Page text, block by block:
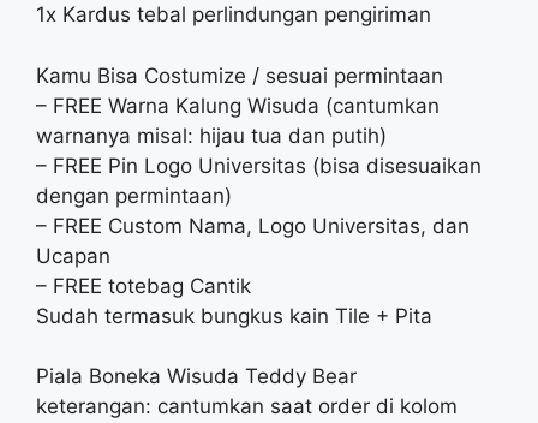
1x Kardus tebal perlindungan pengiriman
Kamu Bisa Costumize / sesuai permintaan
– FREE Warna Kalung Wisuda (cantumkan
warnanya misal: hijau tua dan putih)
– FREE Pin Logo Universitas (bisa disesuaikan
dengan permintaan)
– FREE Custom Nama, Logo Universitas, dan
Ucapan
– FREE totebag Cantik
Sudah termasuk bungkus kain Tile + Pita
Piala Boneka Wisuda Teddy Bear
keterangan: cantumkan saat order di kolom